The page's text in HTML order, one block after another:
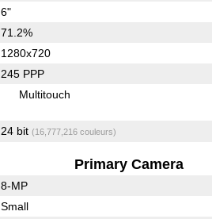
6"
71.2%
1280x720
245 PPP
Multitouch
24 bit (16,777,216 couleurs)
Primary Camera
8-MP
Small